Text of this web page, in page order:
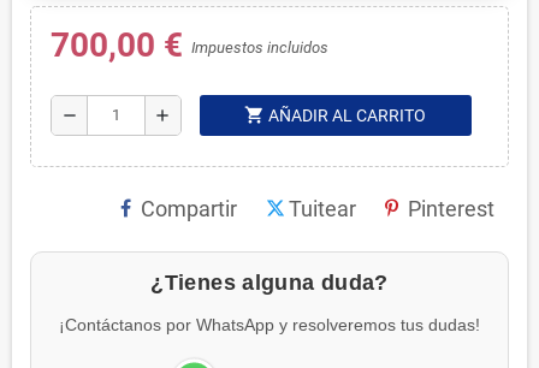
700,00 € Impuestos incluidos
remove add shopping_cart AÑADIR AL CARRITO
Compartir Tuitear Pinterest
¿Tienes alguna duda?
¡Contáctanos por WhatsApp y resolveremos tus dudas!